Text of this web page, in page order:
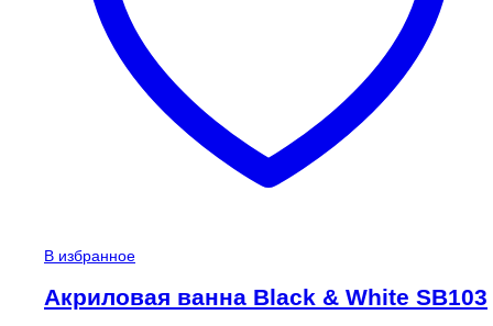
В избранное
Акриловая ванна Black & White SB103